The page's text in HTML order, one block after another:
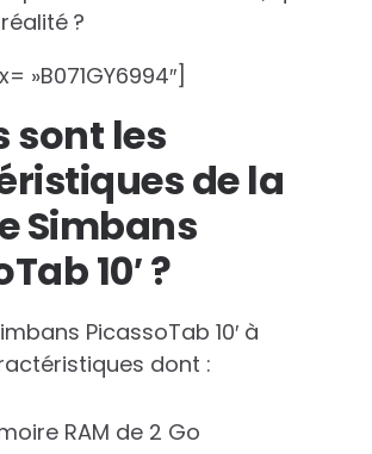
?
»B071GY6994″]
sont les
de la
Simbans
10′ ?
PicassoTab 10′ à
dont :
RAM de 2 Go